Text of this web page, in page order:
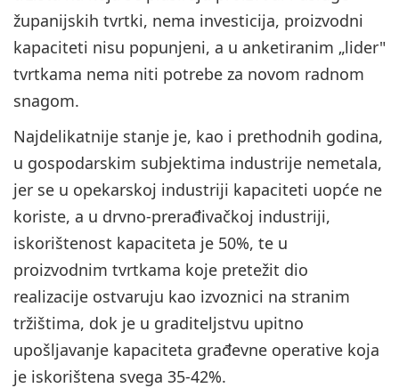
županijskih tvrtki, nema investicija, proizvodni
kapaciteti nisu popunjeni, a u anketiranim „lider"
tvrtkama nema niti potrebe za novom radnom
snagom.
Najdelikatnije stanje je, kao i prethodnih godina,
u gospodarskim subjektima industrije nemetala,
jer se u opekarskoj industriji kapaciteti uopće ne
koriste, a u drvno-prerađivačkoj industriji,
iskorištenost kapaciteta je 50%, te u
proizvodnim tvrtkama koje pretežit dio
realizacije ostvaruju kao izvoznici na stranim
tržištima, dok je u graditeljstvu upitno
upošljavanje kapaciteta građevne operative koja
je iskorištena svega 35-42%.